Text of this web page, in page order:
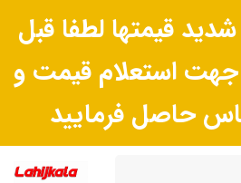
قیمتها لطفا قبل
استعلام قیمت و
حاصل فرمایید